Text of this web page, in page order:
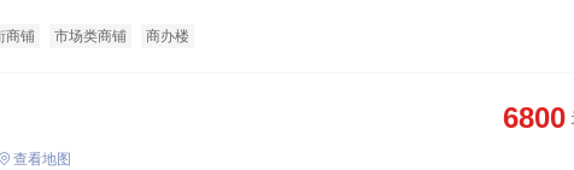
商铺 市场类商铺 商办楼
6800
查看地图